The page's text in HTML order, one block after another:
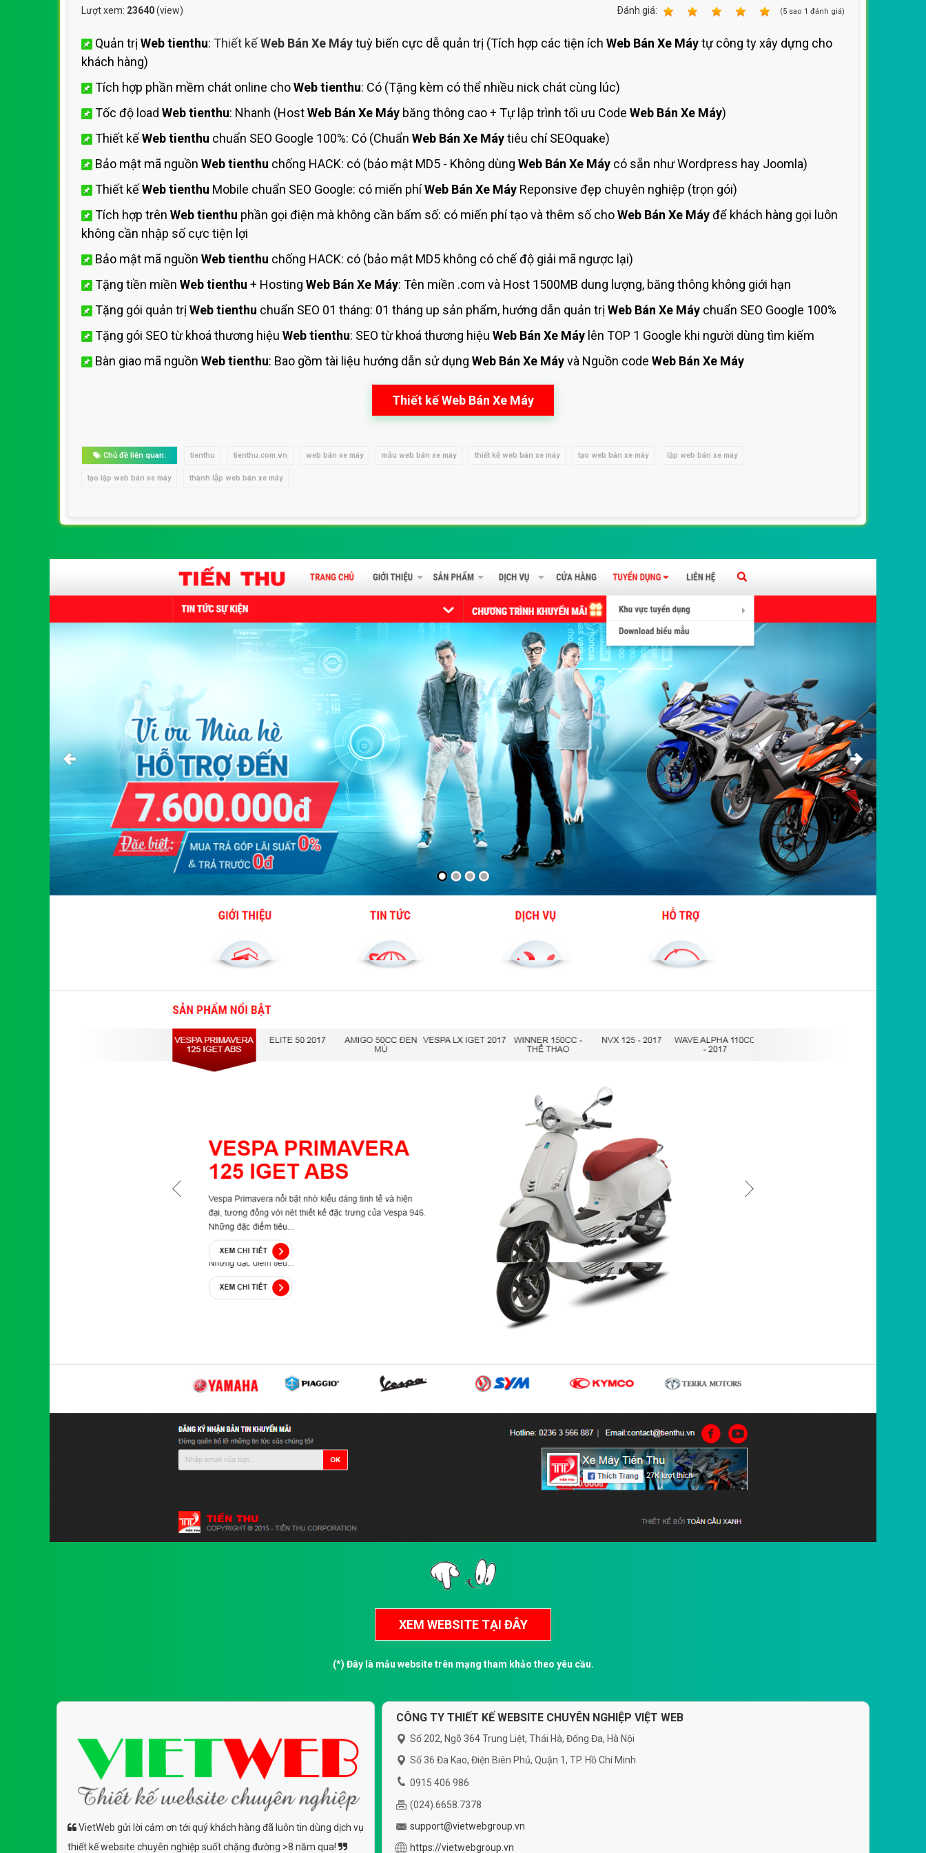
Bảng giá quảng cáo Banner
Lượt xem: 23640(view) Ðánh giá: (5 sao 1 đánh giá)
Quản trị Web tienthu: Thiết kếWeb Bán Xe Máytuỳ biến cực dễ quản trị (Tích hợp các tiện ích Web Bán Xe Máytự công ty xây dựng cho
khách hàng)
Tích hợp phần mềm chát online choWeb tienthu: Có (Tặng kèm có thể nhiều nick chát cùng lúc)
Tốc độ load Web tienthu: Nhanh (HostWeb Bán Xe Máy băng thông cao + Tự lập trình tối ưu Code Web Bán Xe Máy)
Thiết kếWeb tienthu chuẩn SEO Google 100%: Có (Chuẩn Web Bán Xe Máytiêu chí SEOquake)
Bảo mật mã nguồn Web tienthu chống HACK: có (bảo mật MD5 - Không dùng Web Bán Xe Máy có sẵn như Wordpress hay Joomla)
Thiết kếWeb tienthu Mobile chuẩn SEO Google: có miến phíWeb Bán Xe Máy Reponsive đẹp chuyên nghiệp (trọn gói)
Tích hợp trên Web tienthu phần gọi điện mà không cần bấm số: có miến phí tạo và thêm số choWeb Bán Xe Máyđể khách hàng gọi luôn
không cần nhập số cực tiện lợi
Bảo mật mã nguồn Web tienthu chống HACK: có (bảo mật MD5 không có chế độ giải mã ngược lại)
Tặng tiền miền Web tienthu + Hosting Web Bán Xe Máy: Tên miền .com và Host 1500MB dung lượng, băng thông không giới hạn
Tặng gói quản trị Web tienthu chuẩn SEO 01 tháng: 01 tháng up sản phẩm, hướng dẫn quản trị Web Bán Xe Máy chuẩn SEO Google 100%
Tặng gói SEO từ khoá thương hiệu Web tienthu: SEO từ khoá thương hiệu Web Bán Xe Máy lên TOP 1 Google khi người dùng tìm kiếm
Bàn giao mã nguồn Web tienthu: Bao gồm tài liệu hướng dẫn sử dụng Web Bán Xe Máyvà Nguồn code Web Bán Xe Máy
Thiết kế Web Bán Xe Máy
Chủ đề liên quan: tienthu tienthu.com.vn web bán xe máy mẫu web bán xe máy thiết kế web bán xe máy tạo web bán xe máy lập web bán xe máy
tạo lập web bán xe máy thành lập web bán xe máy
(*) Đây là mẫu website trên mạng tham khảo theo yêu cầu.
VietWeb gửi lời cảm ơn tới quý khách hàng đã luôn tin dùng dịch vụ
thiết kế website chuyên nghiệp suốt chặng đường >8 năm qua!
CÔNG TY THIẾT KẾ WEBSITE CHUYÊN NGHIỆP VIỆT WEB
Số 202, Ngõ 364 Trung Liệt, Thái Hà, Đống Đa, Hà Nội
Số 36 Đa Kao, Điện Biên Phủ, Quận 1, TP. Hồ Chí Minh
0915 406 986
(024).6658.7378
support@vietwebgroup.vn
https://vietwebgroup.vn